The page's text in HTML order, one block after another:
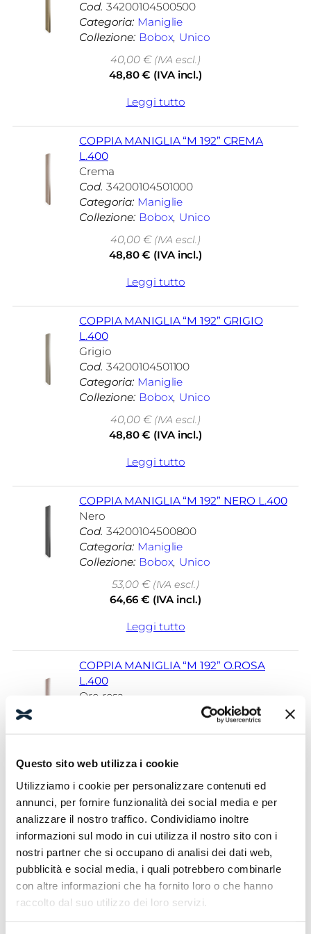
Questo sito web utilizza i cookie
Utilizziamo i cookie per personalizzare contenuti ed
annunci, per fornire funzionalità dei social media e per
analizzare il nostro traffico. Condividiamo inoltre
informazioni sul modo in cui utilizza il nostro sito con i
nostri partner che si occupano di analisi dei dati web,
pubblicità e social media, i quali potrebbero combinarle
con altre informazioni che ha fornito loro o che hanno
raccolto dal suo utilizzo dei loro servizi.
Cod. 34200104500500
Categoria: Maniglie
Collezione: Bobox, Unico
40,00 €(IVA escl.)
48,80€ (IVA incl.)
Leggi tutto
COPPIA MANIGLIA “M 192” CREMA
L.400
Cod. 34200104501000
Crema
Categoria: Maniglie
Collezione: Bobox, Unico
40,00 €(IVA escl.)
48,80€ (IVA incl.)
Leggi tutto
COPPIA MANIGLIA “M 192” GRIGIO
L.400
Cod. 34200104501100
Grigio
Categoria: Maniglie
Collezione: Bobox, Unico
40,00 €(IVA escl.)
48,80€ (IVA incl.)
Leggi tutto
COPPIA MANIGLIA “M 192” NERO L.400
Cod. 34200104500800
Nero
Categoria: Maniglie
Collezione: Bobox, Unico
53,00 €(IVA escl.)
64,66 € (IVA incl.)
Leggi tutto
COPPIA MANIGLIA “M 192” O.ROSA
L.400
Oro rosa
53,00€(IVA escl.)
(IVA incl.)
Leggi tutto
COPPIA MANIGLIA “M 192” ORO L.400
Cod. 34200104500700
Categoria: Maniglie
Collezione: Bobox, Unico